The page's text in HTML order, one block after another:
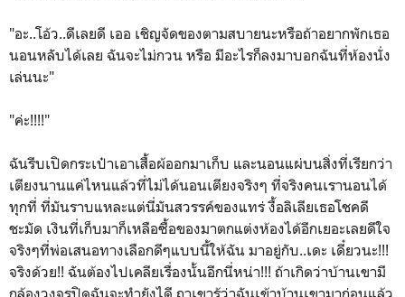
"อะ..โอ้ว..ดีเลยดี เออ เชิญจัดของตามสบายนะหรือถ้าอยากพักเธอ
นอนหลับได้เลย ฉันจะไม่กวน หรือ มีอะไรก็ลงมาบอกฉันที่ห้องนั่ง
เล่นนะ"
"ค่ะ!!!!"
ฉันรีบเปิดกระเป๋าเอาเสื้อผ้ออกมาเก็บ และนอนแผ่บนสิ่งที่เรียกว่า
เตียงนานแค่ไหนแล้วที่ไม่ได้นอนเตียงจริงๆ ที่จริงคนเรานอนได้
ทุกที่ ที่มันราบแหละแต่นี่มันสวรรค์ของแทร่ งื้อลิเลียเธอโชคดี
ชะมัด เงินที่เก็บมาก็เหลือซื้อของมาตกแต่งห้องได้อีกเยอะเลยดีใจ
จริงๆที่พ่อเสนอทางเลือกดีๆแบบนี้ให้ฉัน มาอยู่กับ..เดะ เดี๋ยวนะ!!!
จริงด้วย!! ฉันต้องไปเคลียเรื่องนั้นอีกนี่หน่า!!! ถ้าเกิดว่าบ้านเขามี
กล้องวงจรปิดฉันจะทำยังไดี ถาเขารู้ว่าฉันเข้าบ้านเขามาก่อนแล้ว